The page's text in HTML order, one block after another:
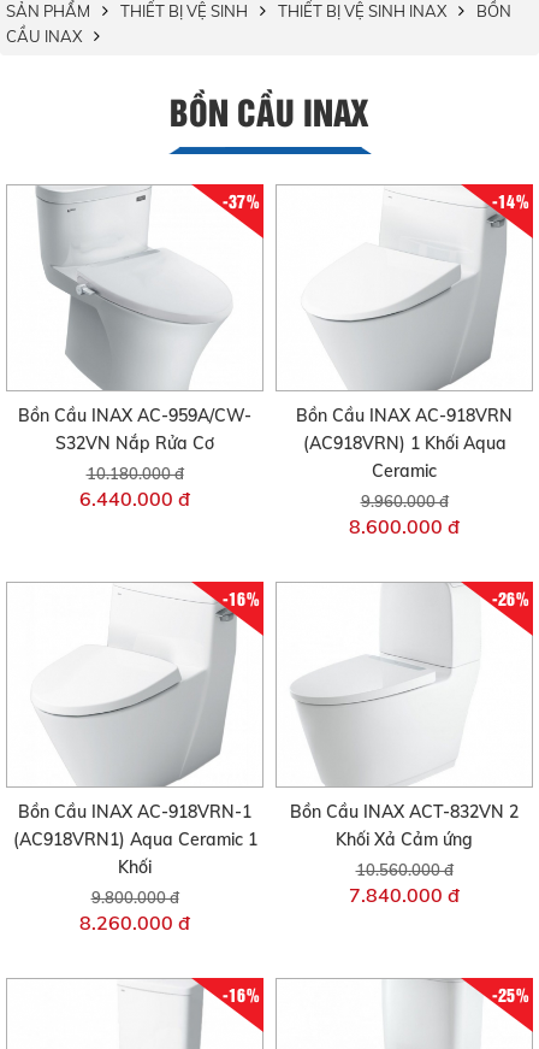
SẢN PHẨM THIẾT BỊ VỆ SINH THIẾT BỊ VỆ SINH INAX
BỒN
CẦU INAX
BỒN CẦU INAX
-37%
Bồn Cầu INAX AC-959A/CW-
S32VN Nắp Rửa Cơ
10.180.000 đ
6.440.000 đ
-14%
Bồn Cầu INAX AC-918VRN
(AC918VRN) 1 Khối Aqua
Ceramic
9.960.000 đ
8.600.000 đ
-16%
Bồn Cầu INAX AC-918VRN-1
(AC918VRN1) Aqua Ceramic 1
Khối
9.800.000 đ
8.260.000 đ
-26%
Bồn Cầu INAX ACT-832VN 2
Khối Xả Cảm ứng
10.560.000 đ
7.840.000 đ
-16% -25%